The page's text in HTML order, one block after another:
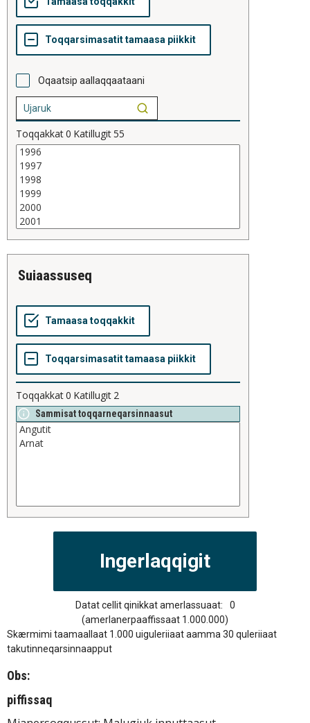
Oqaatsip aallaqqaataani
Toqqakkat0 Katillugit55
suiaassuseq
Toqqakkat0 Katillugit 2
Sammisat toqqarneqarsinnaasut
Datat cellit qinikkat amerlassuaat:
0
(amerlanerpaaffissaat 1.000.000)
Skærmimi taamaallaat 1.000 uiguleriiaat aamma 30 quleriiaat
takutinneqarsinnaapput
Obs:
piffissaq